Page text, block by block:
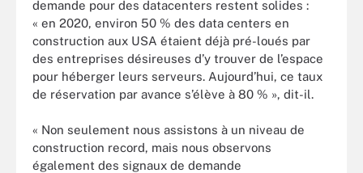
demande pour des datacenters restent solides :
« en 2020, environ 50 % des data centers en
construction aux USA étaient déjà pré-loués par
des entreprises désireuses d’y trouver de l’espace
pour héberger leurs serveurs. Aujourd’hui, ce taux
de réservation par avance s’élève à 80 % », dit-il.
« Non seulement nous assistons à un niveau de
construction record, mais nous observons
également des signaux de demande